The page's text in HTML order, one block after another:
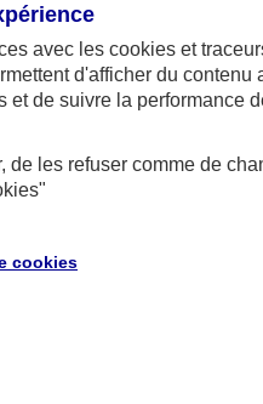
avec les cookies et
d'afficher du contenu
et de suivre la performance
de les refuser comme de
"
cookies